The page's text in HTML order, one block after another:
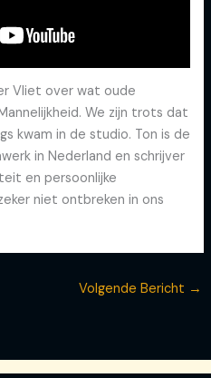
Vliet over wat oude
We zijn trots dat
kwam in de studio. Ton is de
in Nederland en schrijver
en persoonlijke
niet ontbreken in ons
Volgende Bericht →